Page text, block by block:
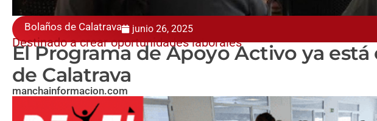
Bolaños de Calatrava junio 26, 2025
Destinado a crear oportunidades laborales
El Programa de Apoyo Activo ya
de Calatrava
manchainformacion.com